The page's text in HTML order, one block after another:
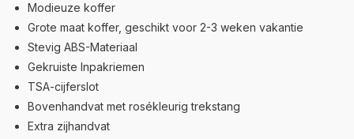
Modieuze koffer
Grote maat koffer, geschikt voor 2-3 weken vakantie
Stevig ABS-Materiaal
Gekruiste Inpakriemen
TSA-cijferslot
Bovenhandvat met rosékleurig trekstang
Extra zijhandvat